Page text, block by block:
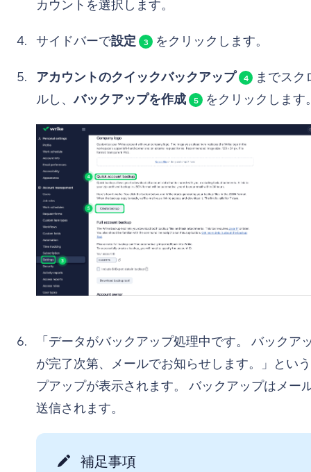
カウントを選択します。
サイドバーで設定 3 をクリックします。
アカウントのクイックバックアップ 4
までスク
ルし、バックアップを作成 5 をクリックします
「データがバックアップ処理中です。 バックア
が完了次第、メールでお知らせします。」とい
プアップが表示されます。 バックアップはメー
送信されます。
補足事項